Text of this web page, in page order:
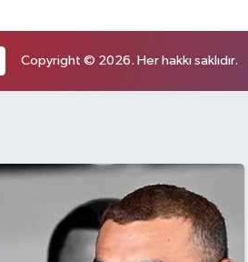
Copyright © 2026. Her hakkı saklıdır.